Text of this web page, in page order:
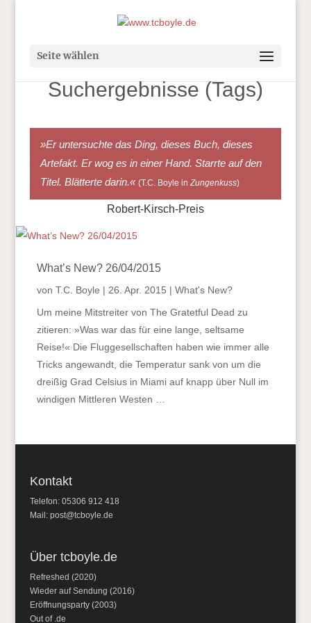
Seite wählen
Suchergebnisse (Tags)
»Er untersuchte das Ding, dieses Buch, dieses
Artefakt. Er wog es in einer Hand. Starrte auf den
Titel. Blätterte darin.« (T.C. Boyle in Zungenkuss)
Robert-Kirsch-Preis
What’s New? 26/04/2015
von T.C. Boyle | 26. Apr. 2015 | What's New?
Um meine Mitstreiter von The Gratetful Dead zu
zitieren: »Was war das für eine lange, seltsame
Reise!« Die Fluggesellschaften haben wie immer alle
Tricks angewandt, die Temperatur sank von um die
dreißig Grad Celsius in Miami auf knapp über Null im
windigen Mittleren Westen …
Kontakt
Telefon: 05306 912 418
Mail: post@tcboyle.de
Über tcboyle.de
Refreshed (2020)
Wieder auf Sendung (2016)
Eröffnungsparty (2003)
Out of .de